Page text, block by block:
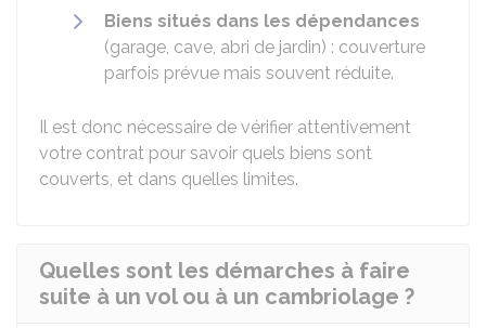
Biens situés dans les dépendances
(garage, cave, abri de jardin) : couverture
parfois prévue mais souvent réduite.
Il est donc nécessaire de vérifier attentivement
votre contrat pour savoir quels biens sont
couverts, et dans quelles limites.
Quelles sont les démarches à faire
suite à un vol ou à un cambriolage ?